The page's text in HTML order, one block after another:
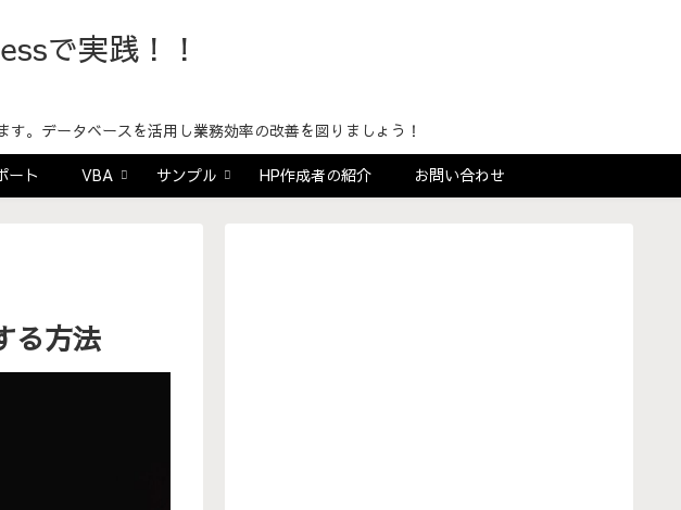
で実践！！
。データベースを活用し業務効率の改善を図りましょう！
ート VBA サンプル HP作成者の紹介 お問い合わせ
る方法